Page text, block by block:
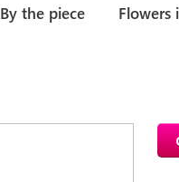
By the piece Flowers